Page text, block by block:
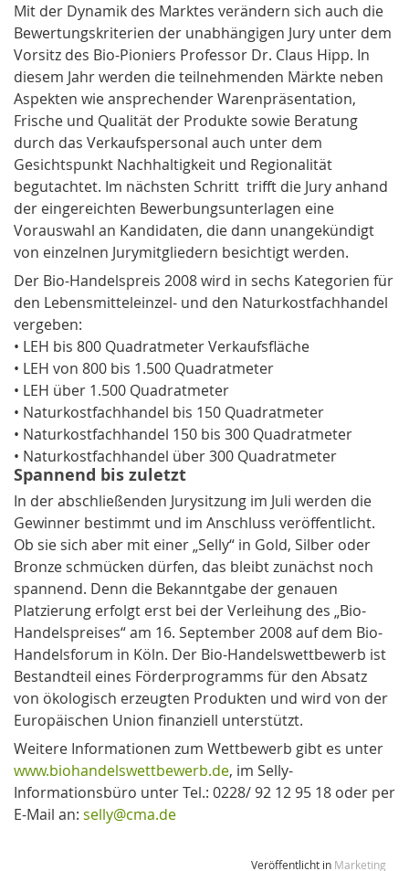
Mit der Dynamik des Marktes verändern sich auch die
Bewertungskriterien der unabhängigen Jury unter dem
Vorsitz des Bio-Pioniers Professor Dr. Claus Hipp. In
diesem Jahr werden die teilnehmenden Märkte neben
Aspekten wie ansprechender Warenpräsentation,
Frische und Qualität der Produkte sowie Beratung
durch das Verkaufspersonal auch unter dem
Gesichtspunkt Nachhaltigkeit und Regionalität
begutachtet. Im nächsten Schritt trifft die Jury anhand
der eingereichten Bewerbungsunterlagen eine
Vorauswahl an Kandidaten, die dann unangekündigt
von einzelnen Jurymitgliedern besichtigt werden.
Der Bio-Handelspreis 2008 wird in sechs Kategorien für
den Lebensmitteleinzel- und den Naturkostfachhandel
vergeben:
• LEH bis 800 Quadratmeter Verkaufsfläche
• LEH von 800 bis 1.500 Quadratmeter
• LEH über 1.500 Quadratmeter
• Naturkostfachhandel bis 150 Quadratmeter
• Naturkostfachhandel 150 bis 300 Quadratmeter
• Naturkostfachhandel über 300 Quadratmeter
Spannend bis zuletzt
In der abschließenden Jurysitzung im Juli werden die
Gewinner bestimmt und im Anschluss veröffentlicht.
Ob sie sich aber mit einer „Selly“ in Gold, Silber oder
Bronze schmücken dürfen, das bleibt zunächst noch
spannend. Denn die Bekanntgabe der genauen
Platzierung erfolgt erst bei der Verleihung des „Bio-
Handelspreises“ am 16. September 2008 auf dem Bio-
Handelsforum in Köln. Der Bio-Handelswettbewerb ist
Bestandteil eines Förderprogramms für den Absatz
von ökologisch erzeugten Produkten und wird von der
Europäischen Union finanziell unterstützt.
Weitere Informationen zum Wettbewerb gibt es unter
www.biohandelswettbewerb.de, im Selly-
Informationsbüro unter Tel.: 0228/ 92 12 95 18 oder per
E-Mail an: selly@cma.de
Veröffentlicht in Marketing